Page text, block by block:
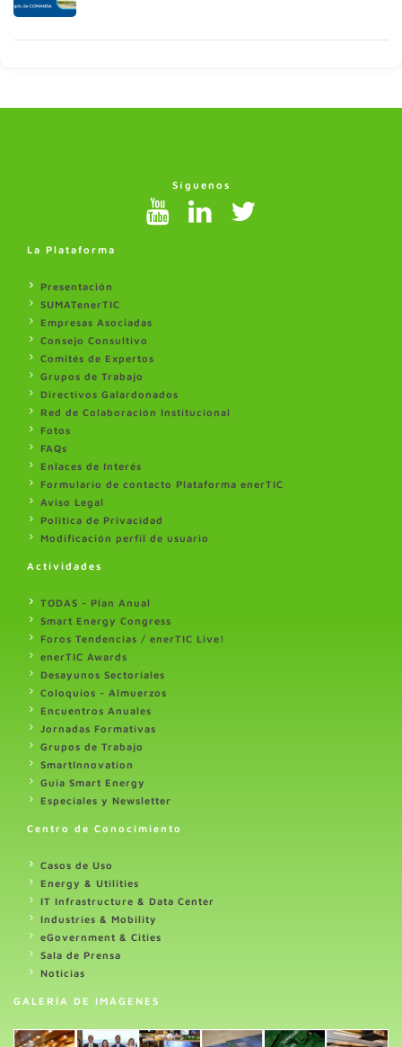
Síguenos
La Plataforma
Presentación
SUMATenerTIC
Empresas Asociadas
Consejo Consultivo
Comités de Expertos
Grupos de Trabajo
Directivos Galardonados
Red de Colaboración Institucional
Fotos
FAQs
Enlaces de Interés
Formulario de contacto Plataforma enerTIC
Aviso Legal
Politica de Privacidad
Modificación perfil de usuario
Actividades
TODAS - Plan Anual
Smart Energy Congress
Foros Tendencias / enerTIC Live!
enerTIC Awards
Desayunos Sectoriales
Coloquios - Almuerzos
Encuentros Anuales
Jornadas Formativas
Grupos de Trabajo
SmartInnovation
Guia Smart Energy
Especiales y Newsletter
Centro de Conocimiento
Casos de Uso
Energy & Utilities
IT Infrastructure & Data Center
Industries & Mobility
eGovernment & Cities
Sala de Prensa
Noticias
GALERÍA DE IMÁGENES